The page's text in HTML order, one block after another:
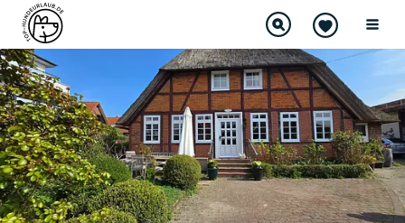
DIREKT BUCHBAR